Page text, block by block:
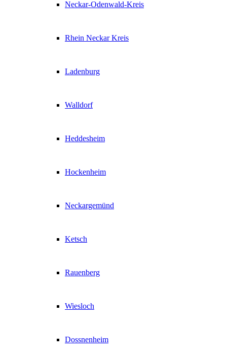
Neckar-Odenwald-Kreis
Rhein Neckar Kreis
Ladenburg
Walldorf
Heddesheim
Hockenheim
Neckargemünd
Ketsch
Rauenberg
Wiesloch
Dossnenheim